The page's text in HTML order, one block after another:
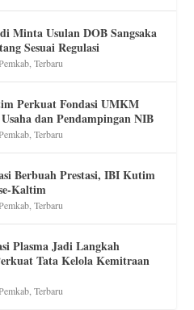
Minta Usulan DOB Sangsaka
Sesuai Regulasi
,Terbaru
Perkuat Fondasi UMKM
dan Pendampingan NIB
,Terbaru
Berbuah Prestasi, IBI Kutim
Kaltim
,Terbaru
Plasma Jadi Langkah
Tata Kelola Kemitraan
,Terbaru